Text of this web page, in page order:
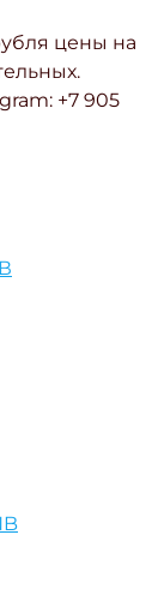
цены на
+7 905